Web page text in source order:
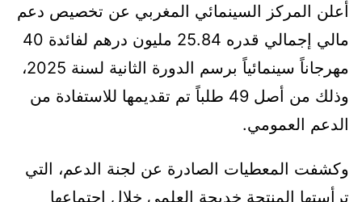
أعلن المركز السينمائي المغربي عن تخصيص دعم
مالي إجمالي قدره 25.84 مليون درهم لفائدة 40
مهرجاناً سينمائياً برسم الدورة الثانية لسنة 2025،
وذلك من أصل 49 طلباً تم تقديمها للاستفادة من
الدعم العمومي.
وكشفت المعطيات الصادرة عن لجنة الدعم، التي
ترأستها المنتجة خديجة العلمي خلال اجتماعها